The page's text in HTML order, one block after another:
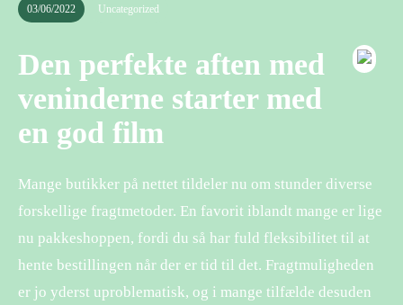
03/06/2022 Uncategorized
Den perfekte aften med
veninderne starter med
en god film
Mange butikker på nettet tildeler nu om stunder diverse
forskellige fragtmetoder. En favorit iblandt mange er lige
nu pakkeshoppen, fordi du så har fuld fleksibilitet til at
hente bestillingen når der er tid til det. Fragtmuligheden
er jo yderst uproblematisk, og i mange tilfælde desuden